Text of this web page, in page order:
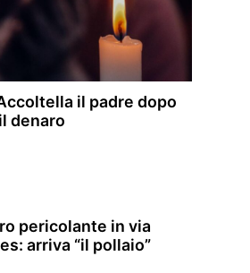
Accoltella il padre dopo
denaro
pericolante in via
arriva “il pollaio”